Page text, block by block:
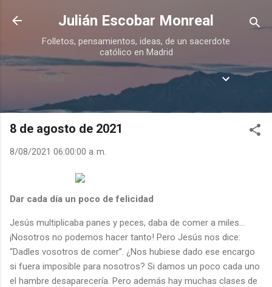
Ir al contenido principal
Julián Escobar Monreal
Folletos, pensamientos, ideas, de un sacerdote
católico en Madrid
Menú
8 de agosto de 2021
8/08/2021 06:00:00 a. m.
Dar cada día un poco de felicidad
Jesús multiplicaba panes y peces, daba de comer a miles…
¡Nosotros no podemos hacer tanto! Pero Jesús nos dice:
“Dadles vosotros de comer”. ¿Nos hubiese dado ese encargo
si fuera imposible para nosotros? Si damos un poco cada uno
el hambre desaparecería. Pero además hay muchas clases de